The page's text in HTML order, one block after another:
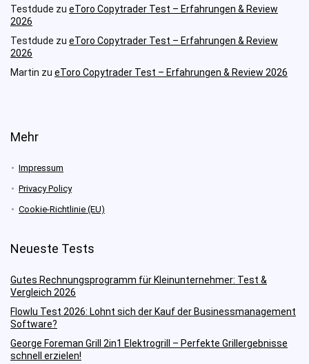
Testdude zu eToro Copytrader Test – Erfahrungen & Review
2026
Testdude zu eToro Copytrader Test – Erfahrungen & Review
2026
Martin zu eToro Copytrader Test – Erfahrungen & Review 2026
Mehr
Impressum
Privacy Policy
Cookie-Richtlinie (EU)
Neueste Tests
Gutes Rechnungsprogramm für Kleinunternehmer: Test &
Vergleich 2026
Flowlu Test 2026: Lohnt sich der Kauf der Businessmanagement
Software?
George Foreman Grill 2in1 Elektrogrill – Perfekte Grillergebnisse
schnell erzielen!